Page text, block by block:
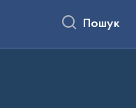
Пошук